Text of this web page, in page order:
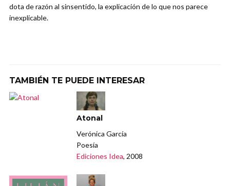
dota de razón al sinsentido, la explicación de lo que nos parece
inexplicable.
TAMBIÉN TE PUEDE INTERESAR
Atonal
Verónica García
Poesía
Ediciones Idea, 2008